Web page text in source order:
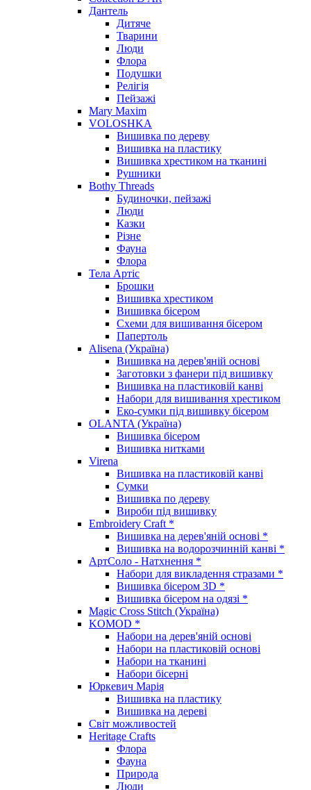
Дантель
Дитяче
Тварини
Люди
Флора
Подушки
Релігія
Пейзажі
Mary Maxim
VOLOSHKA
Вишивка по дереву
Вишивка на пластику
Вишивка хрестиком на тканині
Рушники
Bothy Threads
Будиночки, пейзажі
Люди
Казки
Різне
Фауна
Флора
Тела Артіс
Брошки
Вишивка хрестиком
Вишивка бісером
Схеми для вишивання бісером
Папертоль
Alisena (Україна)
Вишивка на дерев'яній основі
Заготовки з фанери під вишивку
Вишивка на пластиковій канві
Набори для вишивання хрестиком
Еко-сумки під вишивку бісером
OLANTA (Україна)
Вишивка бісером
Вишивка нитками
Virena
Вишивка на пластиковій канві
Сумки
Вишивка по дереву
Вироби під вишивку
Embroidery Craft *
Вишивка на дерев'яній основі *
Вишивка на водорозчинній канві *
АртСоло - Натхнення *
Набори для викладення стразами *
Вишивка бісером 3D *
Вишивка бісером на одязі *
Magic Cross Stitch (Україна)
KOMOD *
Набори на дерев'яній основі
Набори на пластиковій основі
Набори на тканині
Набори бісерні
Юркевич Марія
Вишивка на пластику
Вишивка на дереві
Світ можливостей
Heritage Crafts
Флора
Фауна
Природа
Люди